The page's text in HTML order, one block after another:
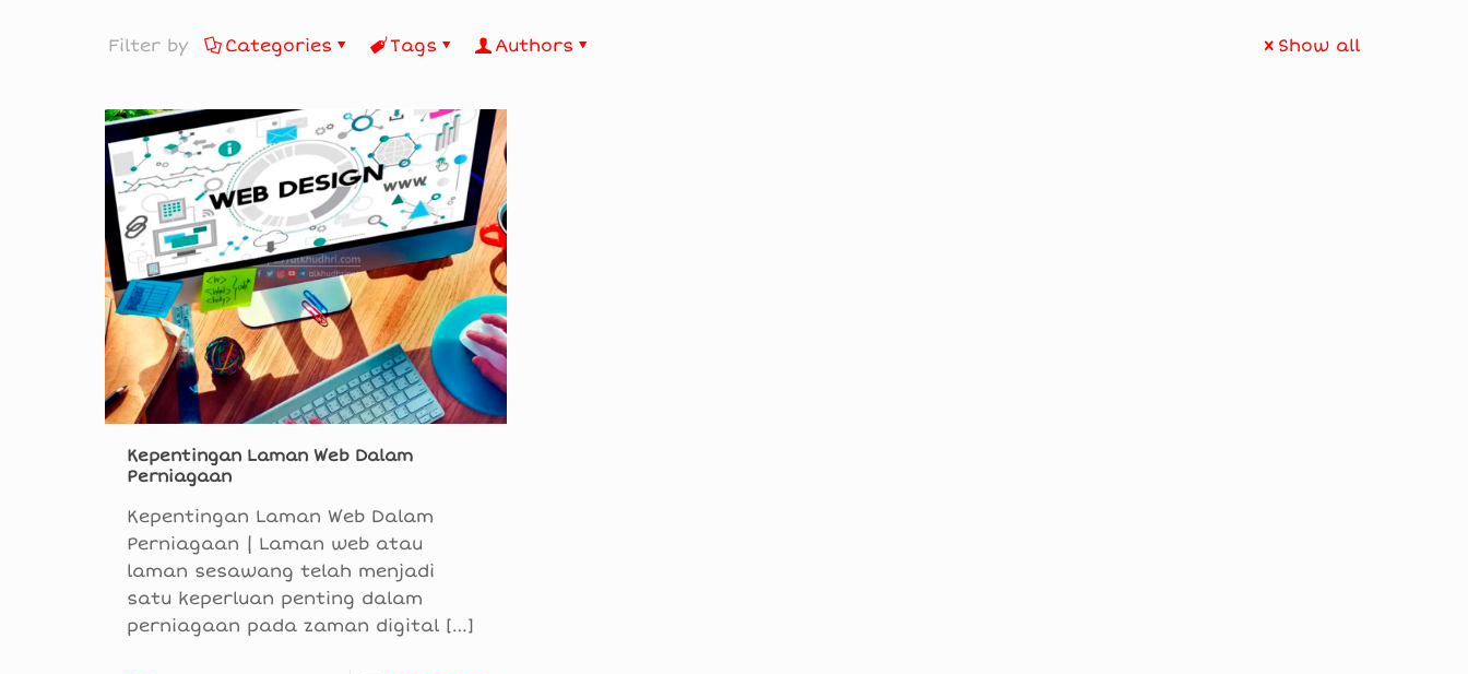
Filter by Categories Tags Authors Show all
Kepentingan Laman Web Dalam
Perniagaan
Kepentingan Laman Web Dalam
Perniagaan | Laman web atau
laman sesawang telah menjadi
satu keperluan penting dalam
perniagaan pada zaman digital[…]